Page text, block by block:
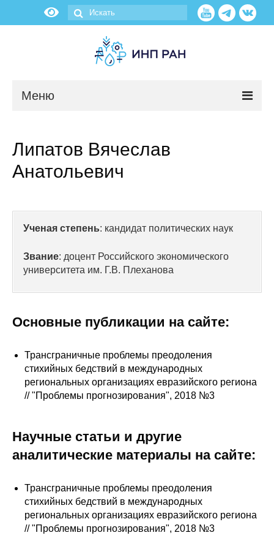
Меню
Сотрудники
Материалы для СМИ
Публикации
Издания
О журнале
Номера журналов
Липатов Вячеслав
Анатольевич
Ученая степень: кандидат политических наук
Звание: доцент Российского экономического
университета им. Г.В. Плеханова
Основные публикации на сайте:
Трансграничные проблемы преодоления
стихийных бедствий в международных
региональных организациях евразийского региона
// "Проблемы прогнозирования", 2018 №3
Научные статьи и другие
аналитические материалы на сайте:
Трансграничные проблемы преодоления
стихийных бедствий в международных
региональных организациях евразийского региона
// "Проблемы прогнозирования", 2018 №3